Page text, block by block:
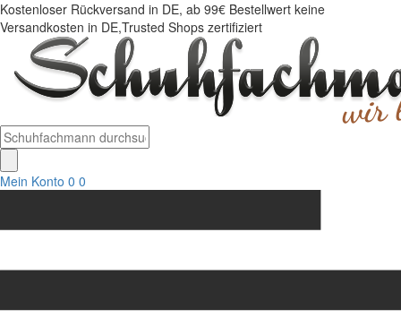
Kostenloser Rückversand in DE, ab 99€ Bestellwert keine
Versandkosten in DE,Trusted Shops zertifiziert
Mein Konto 0 0